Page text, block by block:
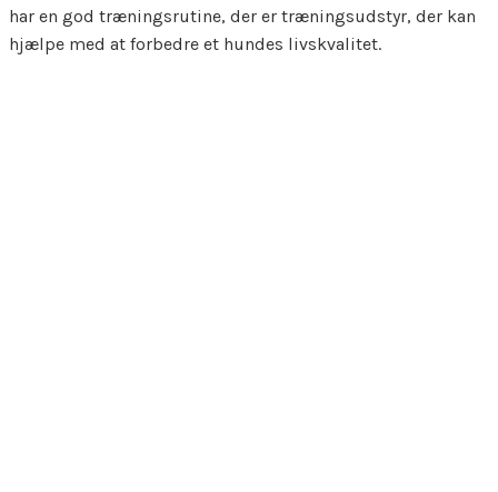
har en god træningsrutine, der er træningsudstyr, der kan
hjælpe med at forbedre et hundes livskvalitet.